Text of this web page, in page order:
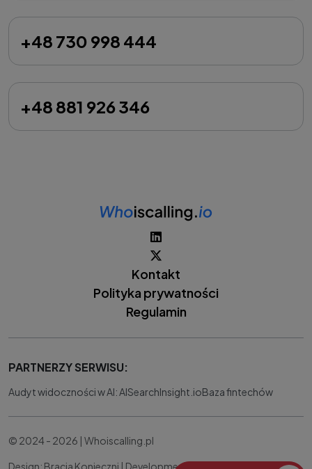
+48 730 998 444
+48 881 926 346
Kontakt
Polityka prywatności
Regulamin
PARTNERZY SERWISU:
Audyt widoczności w AI: AISearchInsight.ioBaza fintechów
© 2024 - 2026 | Whoiscalling.pl
Design: Bracia Konieczni | Development: